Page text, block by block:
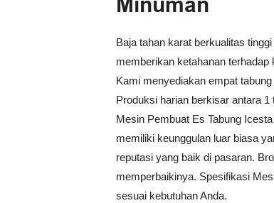
Baja tahan karat berkualitas
memberikan ketahanan
Kami menyediakan empat
Produksi harian berkisar antara 1
Mesin Pembuat Es Tabung
memiliki keunggulan luar biasa
reputasi yang baik di pasaran.
memperbaikinya. Spesifikasi
sesuai kebutuhan Anda.